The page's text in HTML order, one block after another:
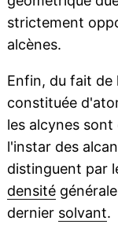
strictement
alcènes.
Enfin, du fait de
constituée
les alcynes
l'instar des
distinguent par
densité
dernier solvant.